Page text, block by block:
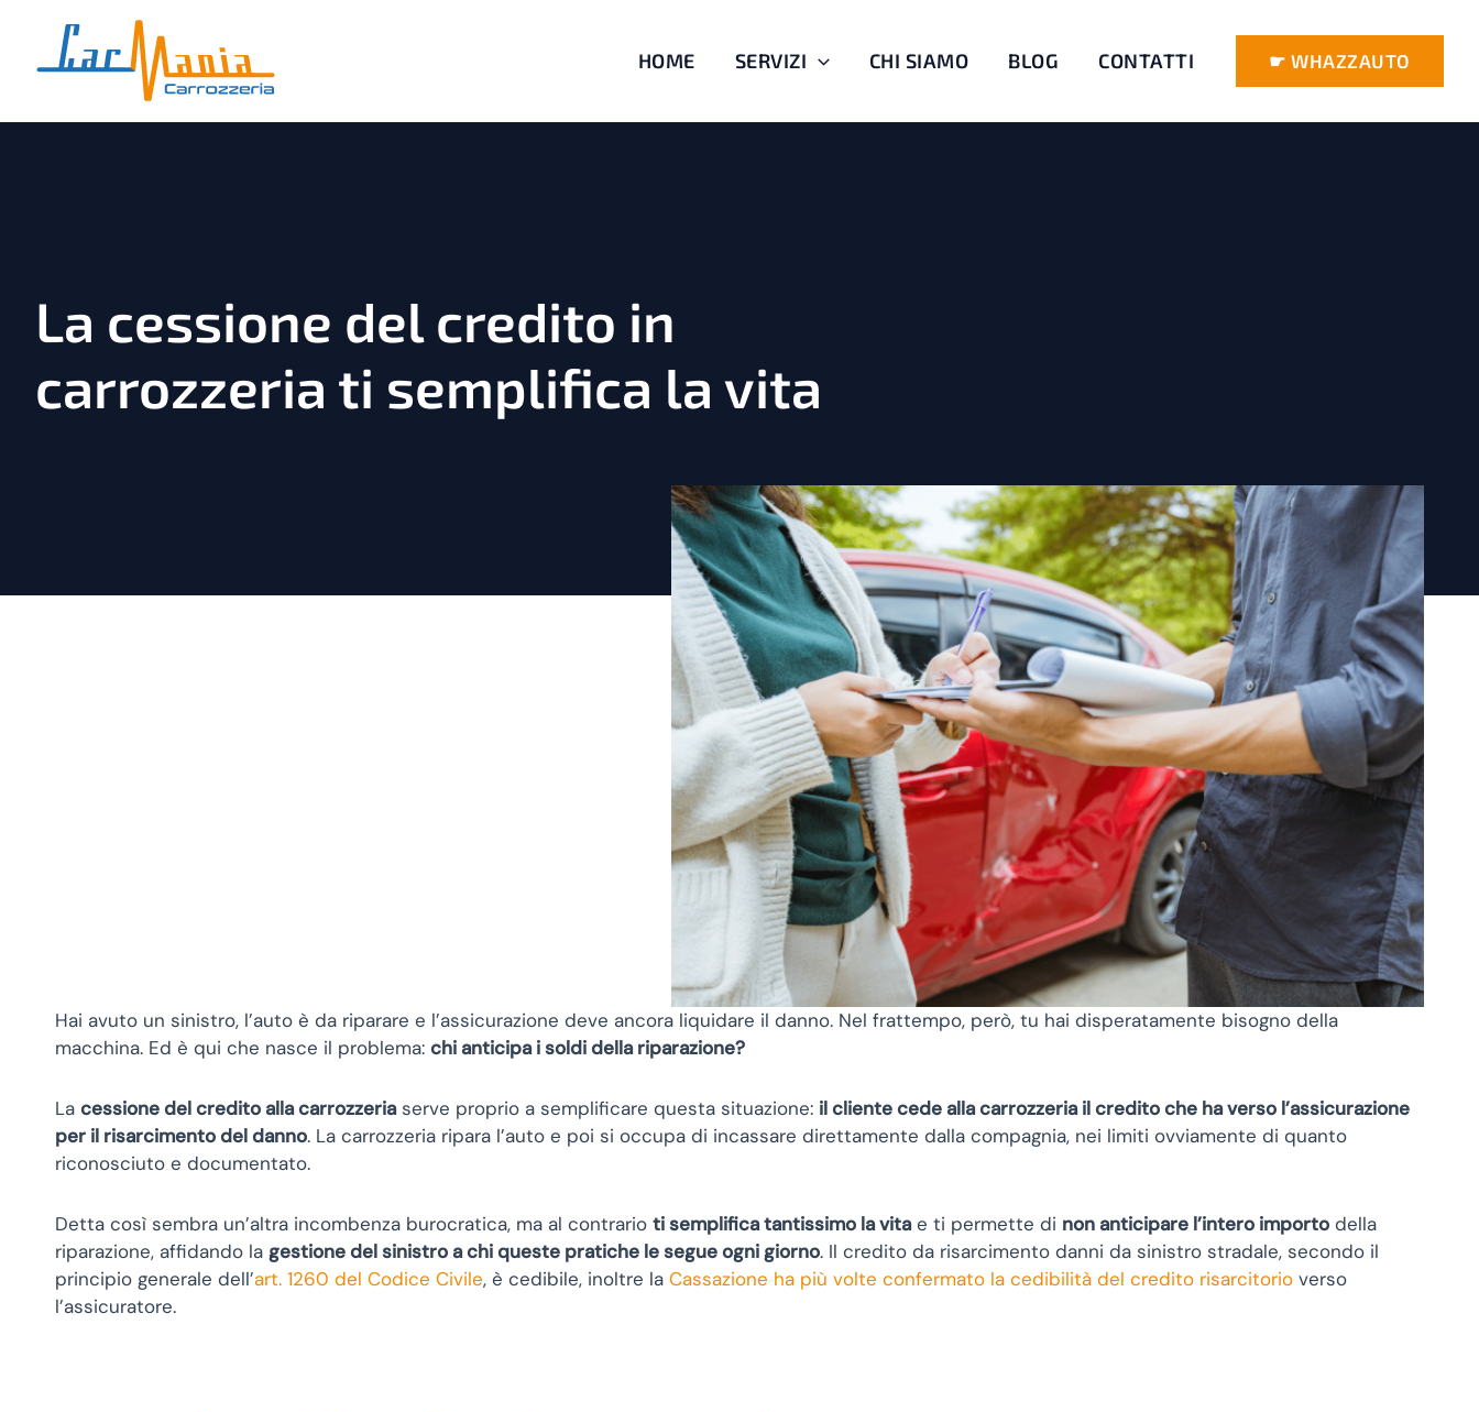
contenuto
HOME SERVIZI CHI SIAMO BLOG CONTATTI ☛ WHAZZAUTO
La cessione del credito in
carrozzeria ti semplifica la vita
Hai avuto un sinistro, l’auto è da riparare e l’assicurazione deve ancora liquidare il danno. Nel frattempo, però, tu hai disperatamente bisogno della
macchina. Ed è qui che nasce il problema: chi anticipa i soldi della riparazione?
La cessione del credito alla carrozzeriaserve proprio a semplificare questa situazione: il cliente cede alla carrozzeria il credito che ha verso l’assicurazione
per il risarcimento del danno. La carrozzeria ripara l’auto e poi si occupa di incassare direttamente dalla compagnia, nei limiti ovviamente di quanto
riconosciuto e documentato.
Detta così sembra un’altra incombenza burocratica, ma al contrario ti semplifica tantissimo la vitae ti permette di non anticipare l’intero importo della
riparazione, affidando la gestione del sinistro a chi queste pratiche le segue ogni giorno. Il credito da risarcimento danni da sinistro stradale, secondo il
principio generale dell’art. 1260 del Codice Civile, è cedibile, inoltre la Cassazione ha più volte confermato la cedibilità del credito risarcitorio verso
l’assicuratore.